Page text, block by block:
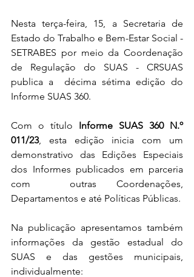
Nesta terça-feira, 15, a Secretaria de
Estado do Trabalho e Bem-Estar Social -
SETRABES por meio da Coordenação
de Regulação do SUAS - CRSUAS
publica a  décima sétima edição do
Informe SUAS 360.
Com o título Informe SUAS 360 N.º
011/23, esta edição inicia com um
demonstrativo das Edições Especiais
dos Informes publicados em parceria
com  outras Coordenações,
Departamentos e até Políticas Públicas.
Na publicação apresentamos também
informações da gestão estadual do
SUAS e das gestões municipais,
individualmente: